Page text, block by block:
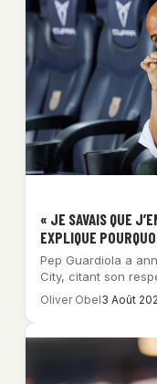
« JE SAVAIS QUE
EXPLIQUE
Pep Guardiola a
City, citant son
Oliver Obel3 Août